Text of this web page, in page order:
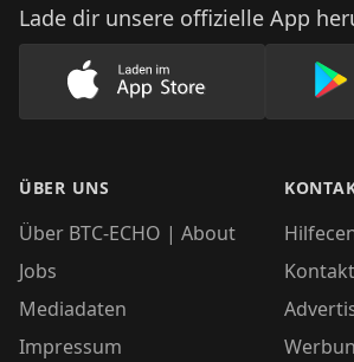
Lade dir unsere offizielle App
Lade unsere App im
ÜBER UNS
Über BTC-ECHO | About
Jobs
Mediadaten
Impressum
Kontakt